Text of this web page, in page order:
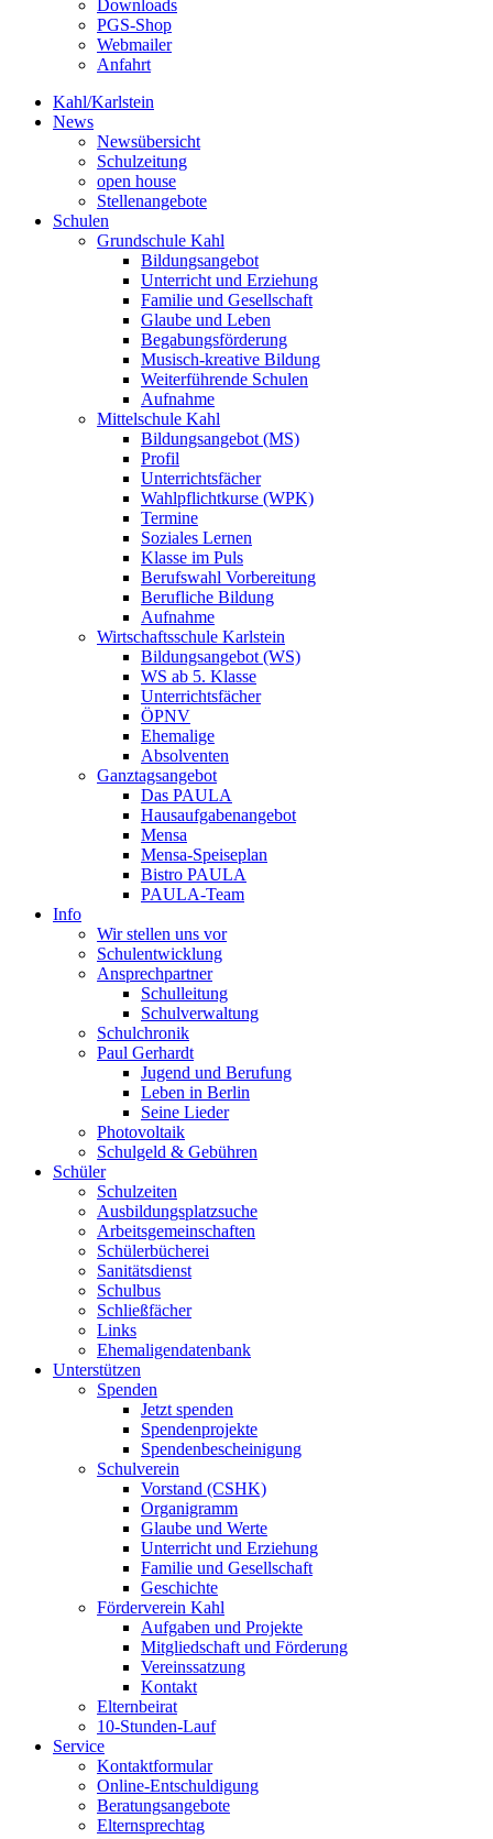
Downloads
PGS-Shop
Webmailer
Anfahrt
Kahl/Karlstein
News
Newsübersicht
Schulzeitung
open house
Stellenangebote
Schulen
Grundschule Kahl
Bildungsangebot
Unterricht und Erziehung
Familie und Gesellschaft
Glaube und Leben
Begabungsförderung
Musisch-kreative Bildung
Weiterführende Schulen
Aufnahme
Mittelschule Kahl
Bildungsangebot (MS)
Profil
Unterrichtsfächer
Wahlpflichtkurse (WPK)
Termine
Soziales Lernen
Klasse im Puls
Berufswahl Vorbereitung
Berufliche Bildung
Aufnahme
Wirtschaftsschule Karlstein
Bildungsangebot (WS)
WS ab 5. Klasse
Unterrichtsfächer
ÖPNV
Ehemalige
Absolventen
Ganztagsangebot
Das PAULA
Hausaufgabenangebot
Mensa
Mensa-Speiseplan
Bistro PAULA
PAULA-Team
Info
Wir stellen uns vor
Schulentwicklung
Ansprechpartner
Schulleitung
Schulverwaltung
Schulchronik
Paul Gerhardt
Jugend und Berufung
Leben in Berlin
Seine Lieder
Photovoltaik
Schulgeld & Gebühren
Schüler
Schulzeiten
Ausbildungsplatzsuche
Arbeitsgemeinschaften
Schülerbücherei
Sanitätsdienst
Schulbus
Schließfächer
Links
Ehemaligendatenbank
Unterstützen
Spenden
Jetzt spenden
Spendenprojekte
Spendenbescheinigung
Schulverein
Vorstand (CSHK)
Organigramm
Glaube und Werte
Unterricht und Erziehung
Familie und Gesellschaft
Geschichte
Förderverein Kahl
Aufgaben und Projekte
Mitgliedschaft und Förderung
Vereinssatzung
Kontakt
Elternbeirat
10-Stunden-Lauf
Service
Kontaktformular
Online-Entschuldigung
Beratungsangebote
Elternsprechtag